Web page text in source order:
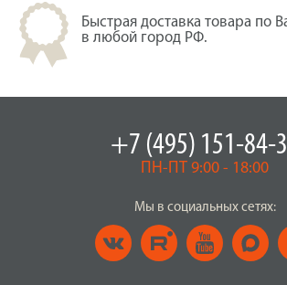
Быстрая доставка товара по
в любой город РФ.
+7 (495) 151-84-
ПН-ПТ 9:00 - 18:00
Мы в социальных сетях: